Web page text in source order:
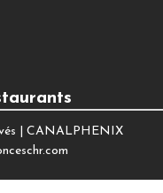
| CANALPHENIX